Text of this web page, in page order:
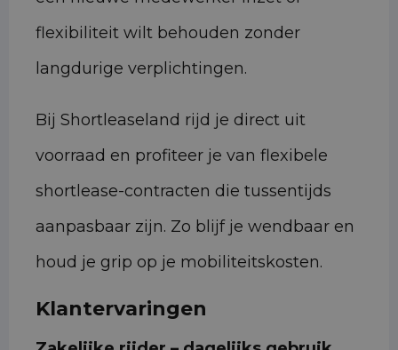
flexibiliteit wilt behouden zonder
langdurige verplichtingen.
Bij Shortleaseland rijd je direct uit
voorraad en profiteer je van flexibele
shortlease-contracten die tussentijds
aanpasbaar zijn. Zo blijf je wendbaar en
houd je grip op je mobiliteitskosten.
Klantervaringen